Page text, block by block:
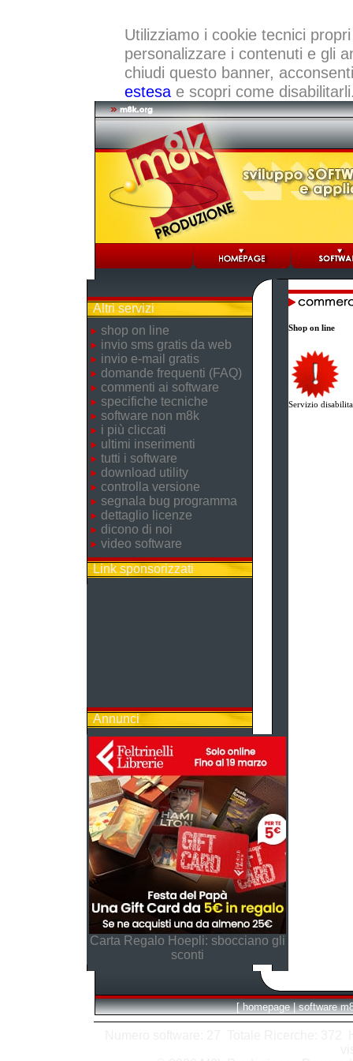
Utilizziamo i cookie tecnici
personalizzare i contenuti e gli
chiudi questo banner,
estesae scopri come
Altri servizi
shop on line
invio sms gratis da web
invio e-mail gratis
domande frequenti (FAQ)
commenti ai software
specifiche tecniche
software non m8k
i più cliccati
ultimi inserimenti
tutti i software
download utility
controlla versione
segnala bug programma
dettaglio licenze
dicono di noi
video software
Link sponsorizzati
Annunci
Carta Regalo Hoepli: sbocciano gli
sconti
Shop on line
Servizio
[ homepage | software